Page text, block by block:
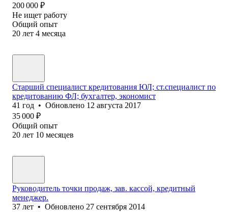
200 000 ₽
Не ищет работу
Общий опыт
20 лет 4 месяца
Старший специалист кредитования ЮЛ; ст.специалист по
кредитованию ФЛ; бухгалтер, экономист
41 год • Обновлено 12 августа 2017
35 000 ₽
Общий опыт
20 лет 10 месяцев
Руководитель точки продаж, зав. кассой, кредитный
менеджер.
37 лет • Обновлено 27 сентября 2014